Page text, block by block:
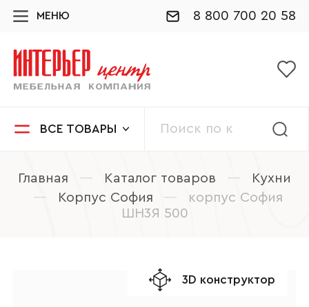
МЕНЮ 8 800 700 20 58
ВСЕ ТОВАРЫ
Главная — Каталог товаров —
Кухни
—
Корпус София —
корпус София
ШН3Я 500
3D конструктор